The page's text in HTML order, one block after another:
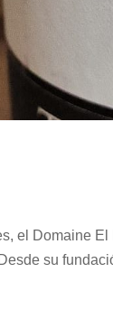
el Domaine
su